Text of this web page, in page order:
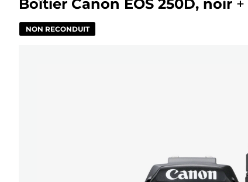
Boîtier Canon EOS 250D, noir +
NON RECONDUIT